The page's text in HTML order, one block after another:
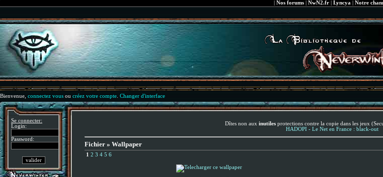
Nos forums| NwN2.fr| Lyncya Notre
Bienvenue, connectez vous ou créez votre compte Changer d'interface
Se connecter:
Login:
Password:
Dîtes non aux inutiles protections contre la copie dans les jeux
HADOPI - Le Net en France : black-out
Fichier » Wallpaper
1 2 3 4 5 6